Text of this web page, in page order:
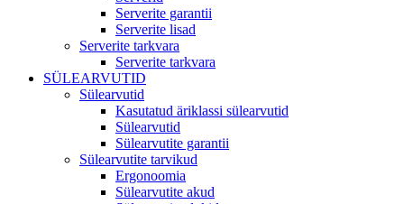
Serverite garantii
Serverite lisad
Serverite tarkvara
Serverite tarkvara
SÜLEARVUTID
Sülearvutid
Kasutatud äriklassi sülearvutid
Sülearvutid
Sülearvutite garantii
Sülearvutite tarvikud
Ergonoomia
Sülearvutite akud